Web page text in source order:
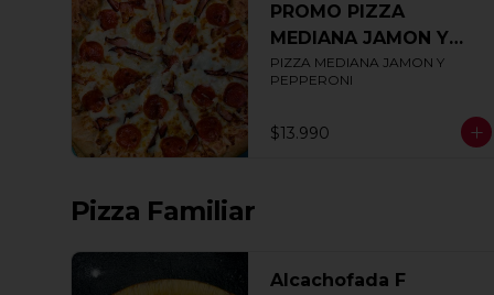
PROMO PIZZA
MEDIANA JAMON Y
PEPPERONI
PIZZA MEDIANA JAMON Y
PEPPERONI
$13.990
Pizza Familiar
Alcachofada F